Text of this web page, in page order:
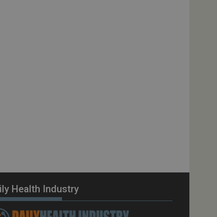
Health Industry
per la
utente
per
in caso di
WelfareLink.
versione
per memorizzare
dell'utente per la
i dati sul
a varie politiche